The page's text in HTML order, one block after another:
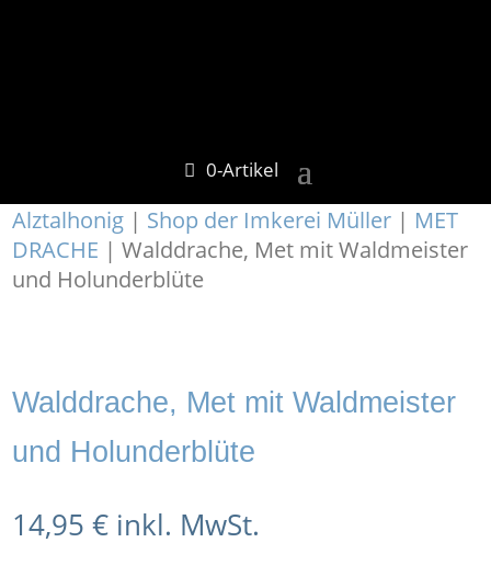
0-Artikel
Alztalhonig | Shop der Imkerei Müller | MET
DRACHE | Walddrache, Met mit Waldmeister
und Holunderblüte
Walddrache, Met mit Waldmeister
und Holunderblüte
14,95€ inkl. MwSt.